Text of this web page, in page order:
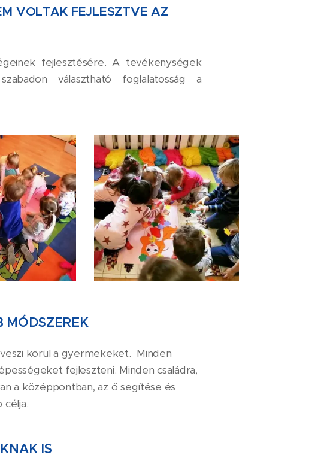
VOLTAK FEJLESZTVE AZ
fejlesztésére. A tevékenységek
választható foglalatosság a
MÓDSZEREK
körül a gyermekeket. Minden
fejleszteni. Minden családra,
a középpontban, az ő segítése és
célja.
IS